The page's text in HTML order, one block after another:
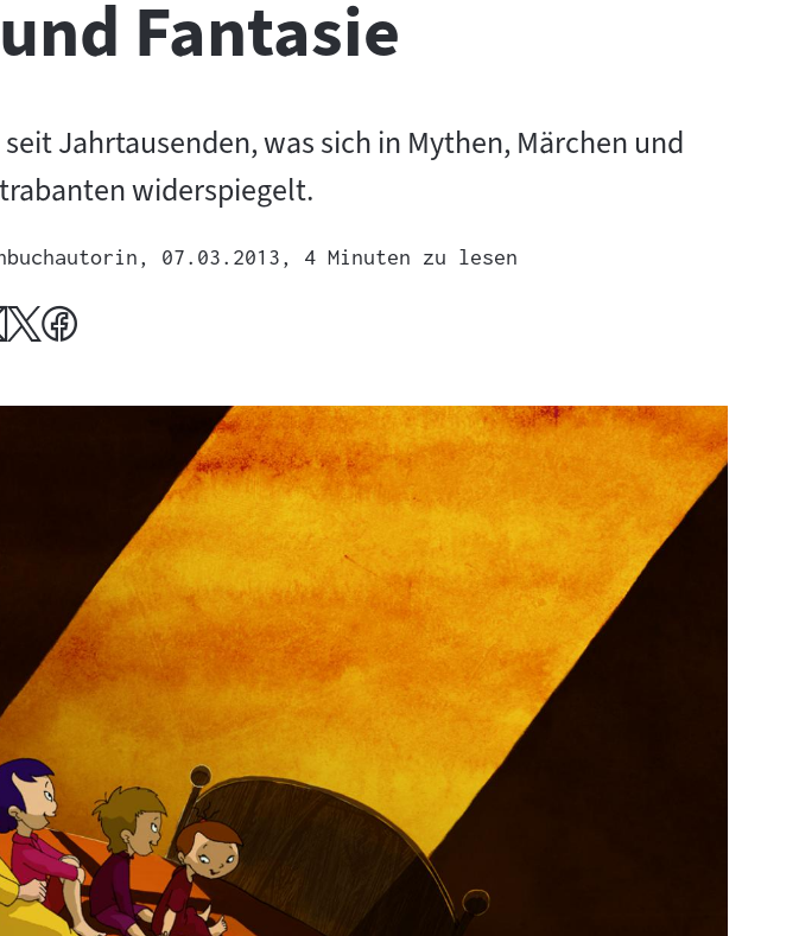
Fantasie
Jahrtausenden, was sich in Mythen, Märchen und
widerspiegelt.
, 07.03.2013, 4 Minuten zu lesen